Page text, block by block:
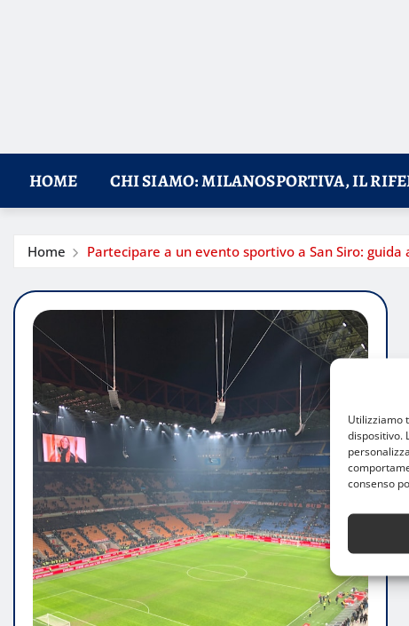
Utilizziamo
dispositivo.
consenso
HOME CHI SIAMO: MILANOSPORTIVA, IL
Home Partecipare a un evento sportivo a San Siro: